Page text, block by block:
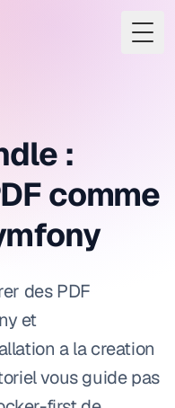
:
comme
des PDF
et
a la creation
vous guide pas